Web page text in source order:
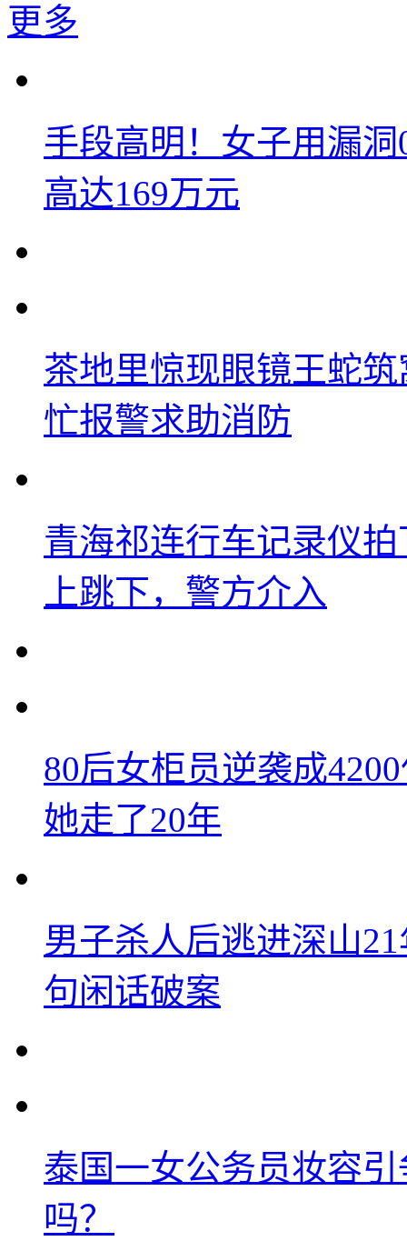
更多
手段高明！女子用漏
高达169万元
茶地里惊现眼镜王蛇
忙报警求助消防
青海祁连行车记录仪
上跳下，警方介入
80后女柜员逆袭成
她走了20年
男子杀人后逃进深山
句闲话破案
泰国一女公务员妆容
吗？